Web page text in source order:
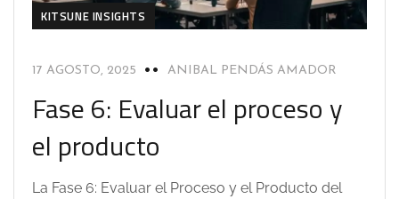
KITSUNE INSIGHTS
17 AGOSTO, 2025 ANIBAL PENDÁS AMADOR
Fase 6: Evaluar el proceso y
el producto
La Fase 6: Evaluar el Proceso y el Producto del